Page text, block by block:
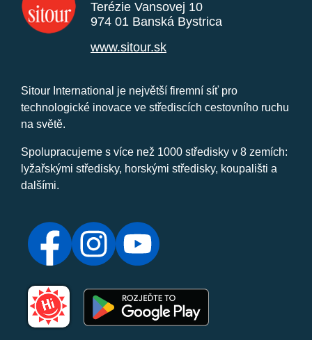
Terézie Vansovej 10
974 01 Banská Bystrica
www.sitour.sk
Sitour International je největší firemní síť pro
technologické inovace ve střediscích cestovního ruchu
na světě.
Spolupracujeme s více než 1000 středisky v 8 zemích:
lyžařskými středisky, horskými středisky, koupališti a
dalšími.